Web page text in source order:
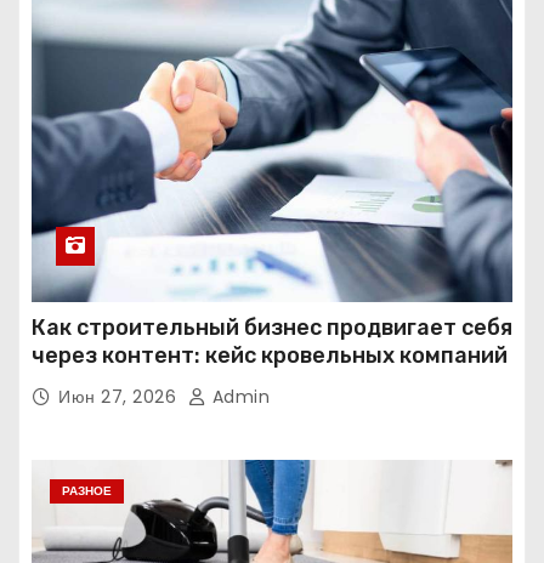
Как строительный бизнес продвигает себя
через контент: кейс кровельных компаний
Июн 27, 2026 Admin
РАЗНОЕ